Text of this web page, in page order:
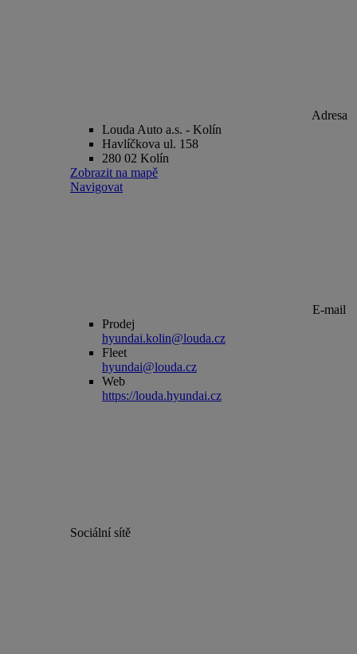
Adresa
Louda Auto a.s. - Kolín
Havlíčkova ul. 158
280 02 Kolín
Zobrazit na mapě
Navigovat
E-mail
Prodej
hyundai.kolin@louda.cz
Fleet
hyundai@louda.cz
Web
https://louda.hyundai.cz
Sociální sítě